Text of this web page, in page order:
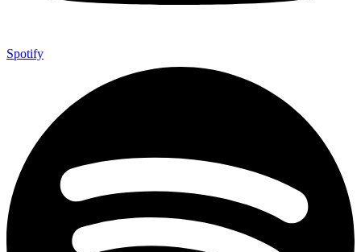
Spotify